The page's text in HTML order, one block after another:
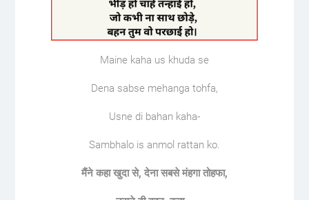
Maine kaha us khuda se
Dena sabse mehanga tohfa,
Usne di bahan kaha-
Sambhalo is anmol rattan ko.
मैंने कहा खुदा से, देना सबसे मंहगा तोहफा,